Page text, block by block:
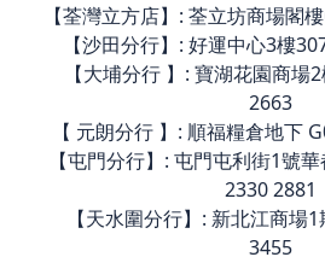
【荃灣立方店】: 荃立坊商場閣
【沙田分行】: 好運中心3樓
【大埔分行 】: 寶湖花園商場
2663
【 元朗分行 】: 順福糧倉地下
【屯門分行】: 屯門屯利街1號
2330 2881
【天水圍分行】: 新北江商場
3455